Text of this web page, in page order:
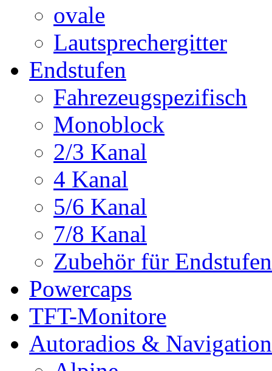
ovale
Lautsprechergitter
Endstufen
Fahrezeugspezifisch
Monoblock
2/3 Kanal
4 Kanal
5/6 Kanal
7/8 Kanal
Zubehör für Endstufen
Powercaps
TFT-Monitore
Autoradios & Navigation